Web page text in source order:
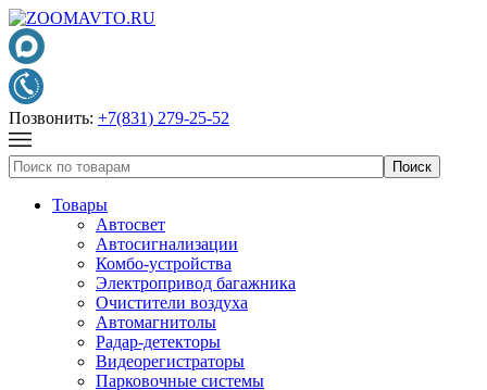
Позвонить: +7(831) 279-25-52
Товары
Автосвет
Автосигнализации
Комбо-устройства
Электропривод багажника
Очистители воздуха
Автомагнитолы
Радар-детекторы
Видеорегистраторы
Парковочные системы